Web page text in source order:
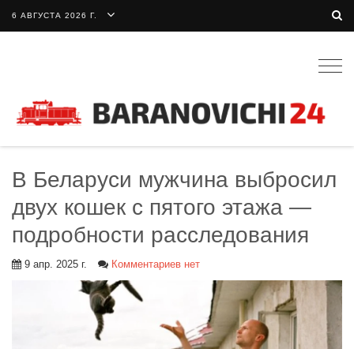
6 АВГУСТА 2026 Г.
В Беларуси мужчина выбросил
двух кошек с пятого этажа —
подробности расследования
9 апр. 2025 г. Комментариев нет